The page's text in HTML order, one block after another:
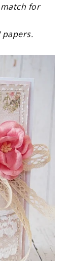
for
papers.